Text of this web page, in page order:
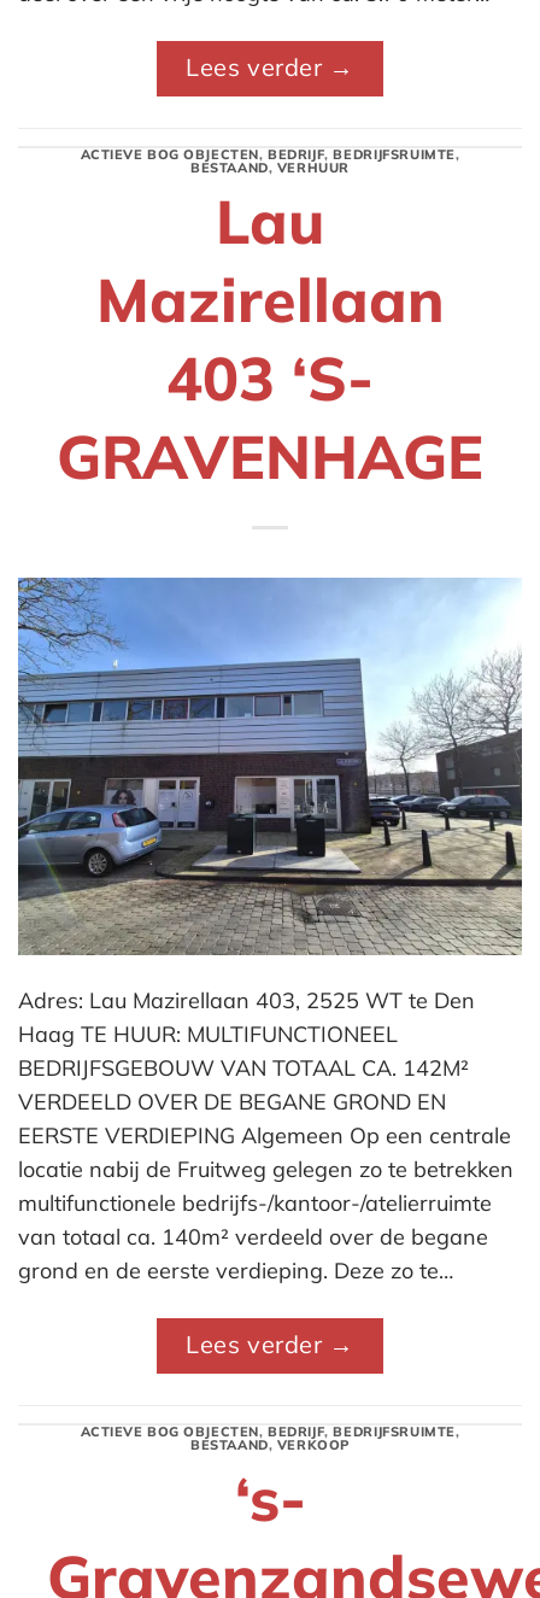
Lees verder →
ACTIEVE BOG OBJECTEN, BEDRIJF,BEDRIJFSRUIMTE,
BESTAAND, VERHUUR
Lau
Mazirellaan
403 ‘S-
GRAVENHAGE
Adres: Lau Mazirellaan 403, 2525 WT te Den
Haag TE HUUR: MULTIFUNCTIONEEL
BEDRIJFSGEBOUW VAN TOTAAL CA. 142M²
VERDEELD OVER DE BEGANE GROND EN
EERSTE VERDIEPING Algemeen Op een centrale
locatie nabij de Fruitweg gelegen zo te betrekken
multifunctionele bedrijfs-/kantoor-/atelierruimte
van totaal ca. 140m² verdeeld over de begane
grond en de eerste verdieping. Deze zo te…
Lees verder →
ACTIEVE BOG OBJECTEN, BEDRIJF,BEDRIJFSRUIMTE,
BESTAAND, VERKOOP
‘s-